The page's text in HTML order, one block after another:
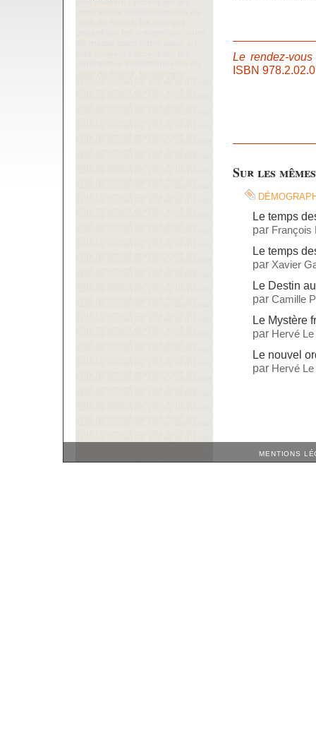
Le rendez-
ISBN
Sur les
Le temps
par François
Le temps
par Xavier
Le Destin
par Camille
Le Mystère
par Hervé
Le nouvel
par Hervé
MENTIONS